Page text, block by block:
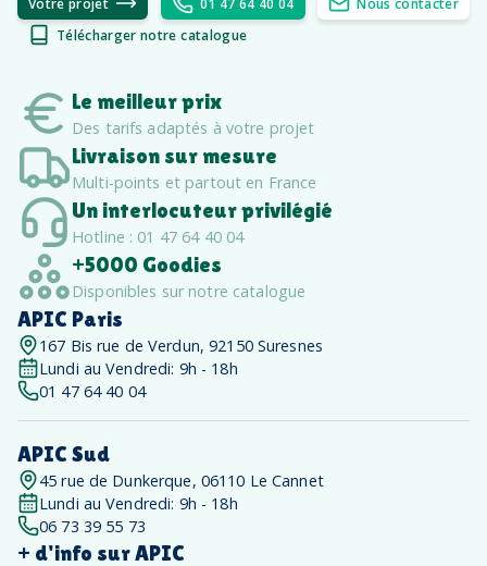
Télécharger notre catalogue
Le meilleur prix
Des tarifs adaptés à votre projet
Livraison sur mesure
Multi-points et partout en France
Un interlocuteur privilégié
Hotline : 01 47 64 40 04
+5000 Goodies
Disponibles sur notre catalogue
APIC Paris
167 Bis rue de Verdun, 92150 Suresnes
Lundi au Vendredi: 9h - 18h
01 47 64 40 04
APIC Sud
45 rue de Dunkerque, 06110 Le Cannet
Lundi au Vendredi: 9h - 18h
06 73 39 55 73
+ d'info sur APIC